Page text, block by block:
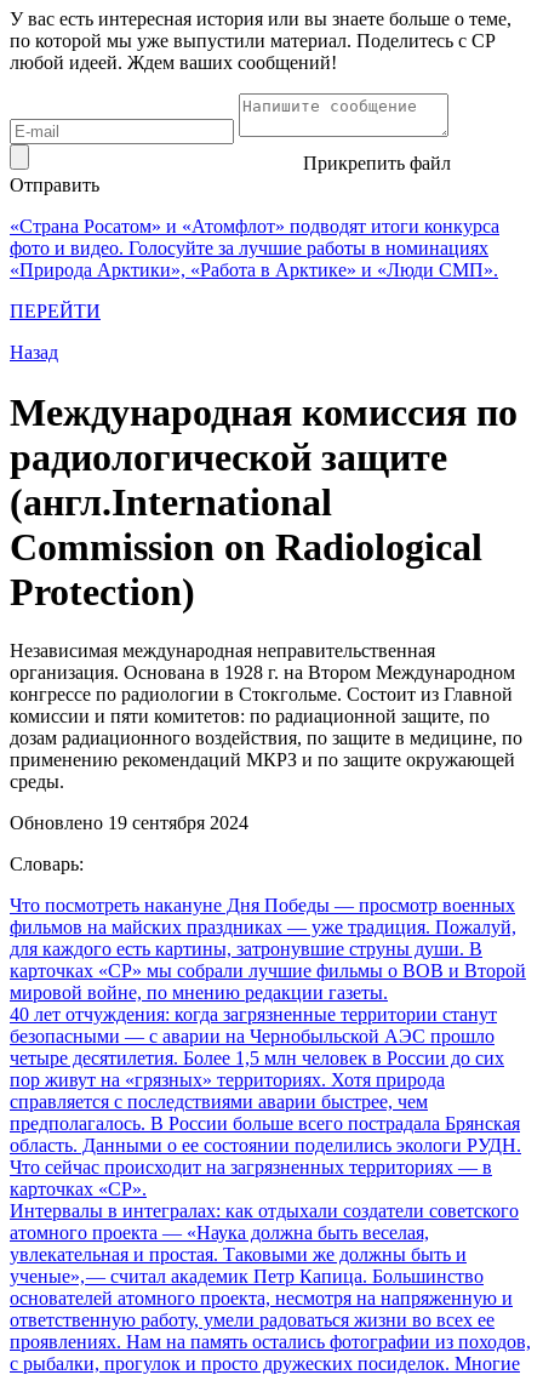
У вас есть интересная история или вы знаете больше о теме,
по которой мы уже выпустили материал. Поделитесь с СР
любой идеей. Ждем ваших сообщений!
Прикрепить файл
Отправить
«Страна Росатом» и «Атомфлот» подводят итоги конкурса
фото и видео. Голосуйте за лучшие работы в номинациях
«Природа Арктики», «Работа в Арктике» и «Люди СМП».
ПЕРЕЙТИ
Назад
Международная комиссия по
радиологической защите
(англ.International
Commission on Radiological
Protection)
Независимая международная неправительственная
организация. Основана в 1928 г. на Втором Международном
конгрессе по радиологии в Стокгольме. Состоит из Главной
комиссии и пяти комитетов: по радиационной защите, по
дозам радиационного воздействия, по защите в медицине, по
применению рекомендаций МКРЗ и по защите окружающей
среды.
Обновлено 19 сентября 2024
Словарь:
Что посмотреть накануне Дня Победы — просмотр военных
фильмов на майских праздниках — уже традиция. Пожалуй,
для каждого есть картины, затронувшие струны души. В
карточках «СР» мы собрали лучшие фильмы о ВОВ и Второй
мировой войне, по мнению редакции газеты.
40 лет отчуждения: когда загрязненные территории станут
безопасными — с аварии на Чернобыльской АЭС прошло
четыре десятилетия. Более 1,5 млн человек в России до сих
пор живут на «грязных» территориях. Хотя природа
справляется с последствиями аварии быстрее, чем
предполагалось. В России больше всего пострадала Брянская
область. Данными о ее состоянии поделились экологи РУДН.
Что сейчас происходит на загрязненных территориях — в
карточках «СР».
Интервалы в интегралах: как отдыхали создатели советского
атомного проекта — «Наука должна быть веселая,
увлекательная и простая. Таковыми же должны быть и
ученые», — считал академик Петр Капица. Большинство
основателей атомного проекта, несмотря на напряженную и
ответственную работу, умели радоваться жизни во всех ее
проявлениях. Нам на память остались фотографии из походов,
с рыбалки, прогулок и просто дружеских посиделок. Многие